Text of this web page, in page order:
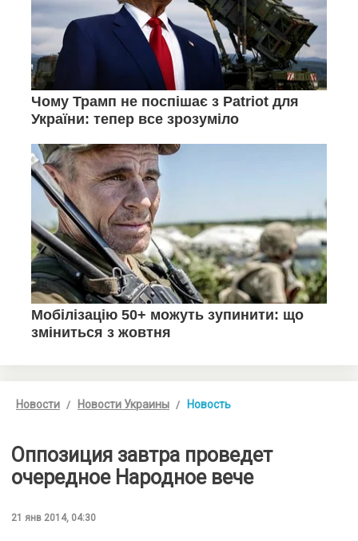
Новости Новости Украины Новость
Оппозиция завтра проведет
очередное Народное вече
21 янв 2014, 04:30